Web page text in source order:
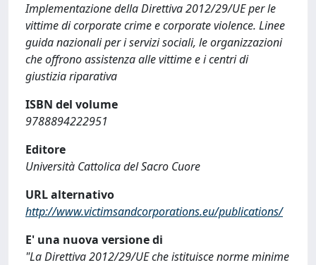
Implementazione della Direttiva 2012/29/UE per le
vittime di corporate crime e corporate violence. Linee
guida nazionali per i servizi sociali, le organizzazioni
che offrono assistenza alle vittime e i centri di
giustizia riparativa
ISBN del volume
9788894222951
Editore
Università Cattolica del Sacro Cuore
URL alternativo
http://www.victimsandcorporations.eu/publications/
E' una nuova versione di
"La Direttiva 2012/29/UE che istituisce norme minime